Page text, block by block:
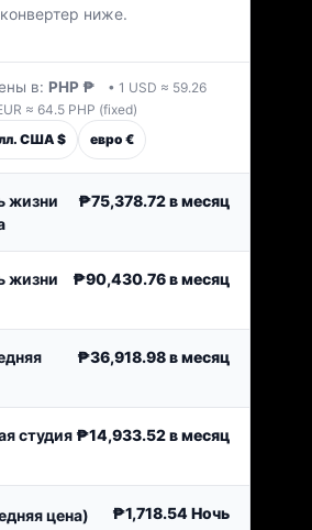
обновление: январь 2026 г.
ниже.
в: PHP ₱
• 1 USD ≈ 59.26
≈ 64.5 PHP (fixed)
США $ евро €
жизни
₱75,378.72в месяц
жизни
₱90,430.76в месяц
₱36,918.98в месяц
студия ₱14,933.52в месяц
цена) ₱1,718.54Ночь